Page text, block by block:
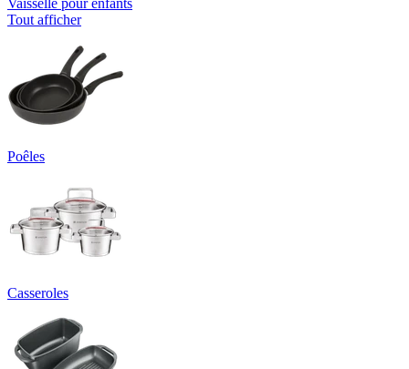
Vaisselle pour enfants
Tout afficher
Poêles
Casseroles